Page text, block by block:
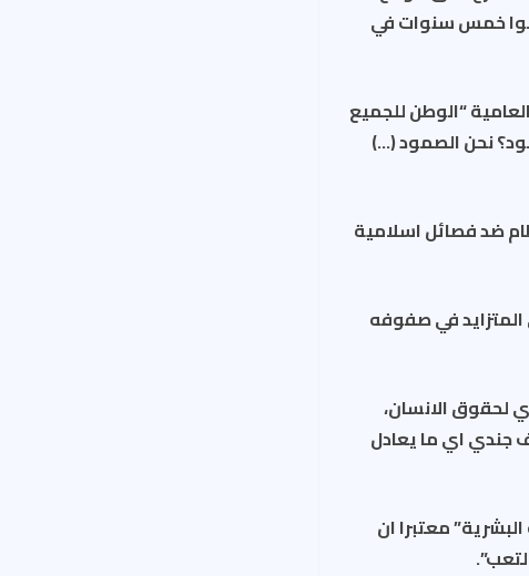
خمس سنوات في
بالعربية العامية “الوطن للجميع
نحن الصمود (…)
ضد فصائل اسلامية
في صفوفه
للمرصد السوري لحقوق الانسان،
91 الف عنصر من الجيش والميليشيات الموالية للنظام، بينهم 52 الف جندي اي ما يعادل
معتبرا ان